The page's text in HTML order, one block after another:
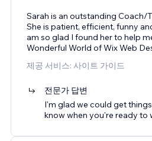
Sarah is an outstanding Coach/
She is patient, efficient, funny
am so glad I found her to help
Wonderful World of Wix Web
제공 서비스: 사이트 가이드
전문가 답변
I'm glad we could get
know when you're ready to